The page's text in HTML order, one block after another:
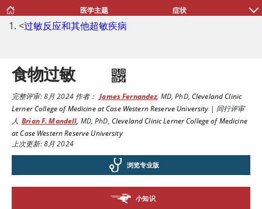
医学主题 症状
<过敏反应和其他超敏疾病
食物过敏
完整评审:8月 2024作者： James Fernandez, MD, PhD, Cleveland Clinic
Lerner College of Medicine at Case Western Reserve University | 同行评审
人 Brian F. Mandell, MD, PhD, Cleveland Clinic Lerner College of Medicine
at Case Western Reserve University
上次更新: 8月 2024
浏览专业版
小知识